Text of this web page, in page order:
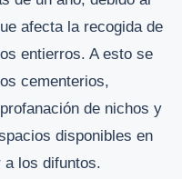
afecta la recogida de
entierros. A esto se
cementerios,
de nichos y
disponibles en
a los difuntos.